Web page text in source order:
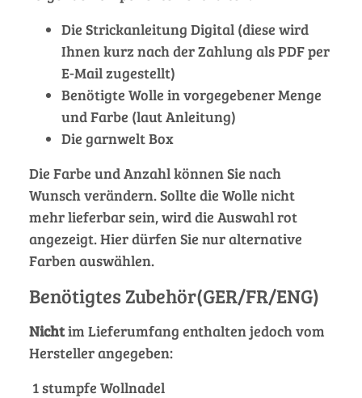
Die Strickanleitung Digital (diese wird
Ihnen kurz nach der Zahlung als PDF per
E-Mail zugestellt)
Benötigte Wolle in vorgegebener Menge
und Farbe (laut Anleitung)
Die garnwelt Box
Die Farbe und Anzahl können Sie nach
Wunsch verändern. Sollte die Wolle nicht
mehr lieferbar sein, wird die Auswahl rot
angezeigt. Hier dürfen Sie nur alternative
Farben auswählen.
Benötigtes Zubehör(GER/FR/ENG)
Nichtim Lieferumfang enthalten jedoch vom
Hersteller angegeben:
1 stumpfe Wollnadel